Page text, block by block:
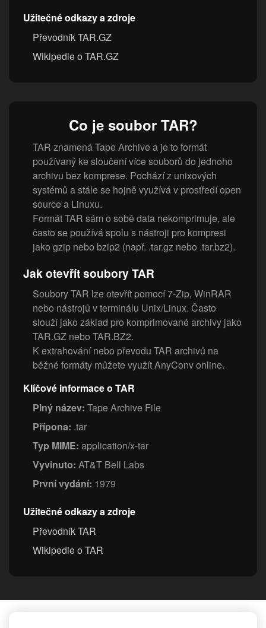
Užitečné odkazy a zdroje
Převodník TAR.GZ
Wikipedie o TAR.GZ
Co je soubor TAR?
TAR znamená Tape Archive a je to formát
používaný ke sloučení více souborů do jednoho
archivu bez komprese. Pochází z unixových
systémů a stále se hojně využívá v prostředí open
source a Linuxu.
Formát TAR sám o sobě data nekomprimuje, ale
často se používá spolu s nástroji pro kompresi
jako gzip nebo bzip2 (např. .tar.gz nebo .tar.bz2).
Jak otevřít soubory TAR
Soubory TAR lze otevřít pomocí 7-Zip, WinRAR
nebo nástrojů v terminálu Unix/Linux. Často
slouží jako základ pro komprimované archivy jako
TAR.GZ nebo TAR.BZ2.
K extrahování nebo převodu TAR archivů na
běžné formáty můžete využít AnyConv online.
Klíčové informace o TAR
Plný název: Tape Archive File
Přípona: .tar
Typ MIME: application/x-tar
Vyvinuto: AT&T Bell Labs
První vydání: 1979
Užitečné odkazy a zdroje
Převodník TAR
Wikipedie o TAR